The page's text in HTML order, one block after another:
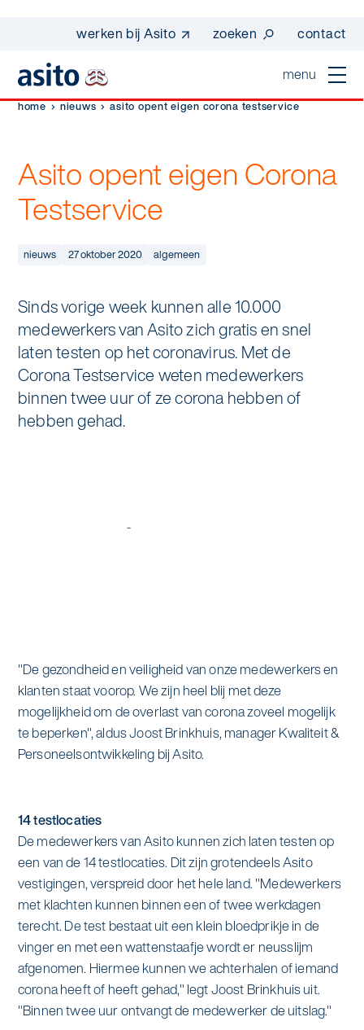
werken bij Asito zoeken contact
menu
Suggesties
one go - werk beter samen met one go
op weg naar volledig circulair in 2030 met
duurzame bedrijfskleding
home
diensten
Dagelijkse schoonmaak
Interieurreiniging
Vloerreiniging
Schoonmaak
Specialistische schoonmaak
Graffitireiniging
Vloermeester van One Go
alle diensten bekijken
sectoren
Industrie
Mobiliteit
Onderwijs
Wij zijn Asito
Ons verhaal
Asito impuls
Wij werken voor
Duurzaamheid & Asito
Mens & Asito
Werken bij Asito
Zoeken
home nieuws asito opent eigen corona testservice
Asito opent eigen Corona
Testservice
nieuws 27 oktober 2020 algemeen
Sinds vorige week kunnen alle 10.000
medewerkers van Asito zich gratis en snel
laten testen op het coronavirus. Met de
Corona Testservice weten medewerkers
binnen twee uur of ze corona hebben of
hebben gehad.
"De gezondheid en veiligheid van onze medewerkers en
klanten staat voorop. We zijn heel blij met deze
mogelijkheid om de overlast van corona zoveel mogelijk
te beperken", aldus Joost Brinkhuis, manager Kwaliteit &
Personeelsontwikkeling bij Asito.
14 testlocaties
De medewerkers van Asito kunnen zich laten testen op
een van de 14 testlocaties. Dit zijn grotendeels Asito
vestigingen, verspreid door het hele land. "Medewerkers
met klachten kunnen binnen een of twee werkdagen
terecht. De test bestaat uit een klein bloedprikje in de
vinger en met een wattenstaafje wordt er neusslijm
afgenomen. Hiermee kunnen we achterhalen of iemand
corona heeft of heeft gehad," legt Joost Brinkhuis uit.
"Binnen twee uur ontvangt de medewerker de uitslag."